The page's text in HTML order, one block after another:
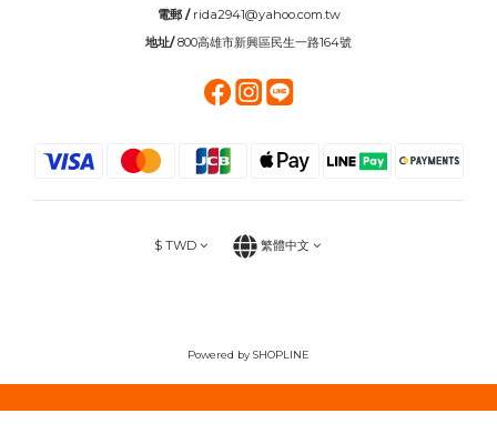
電郵 / rida2941@yahoo.com.tw
地址/800高雄市新興區民生一路164號
$ TWD 繁體中文
Powered by SHOPLINE